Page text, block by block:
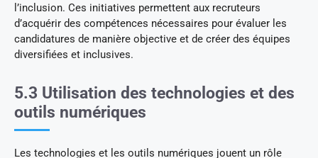
l’inclusion. Ces initiatives permettent aux recruteurs
d’acquérir des compétences nécessaires pour évaluer les
candidatures de manière objective et de créer des équipes
diversifiées et inclusives.
5.3 Utilisation des technologies et des
outils numériques
Les technologies et les outils numériques jouent un rôle